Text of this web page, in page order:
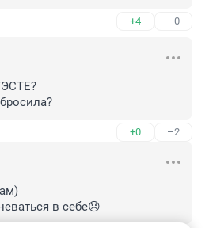
+4 –0
+0 –2
в себе😞